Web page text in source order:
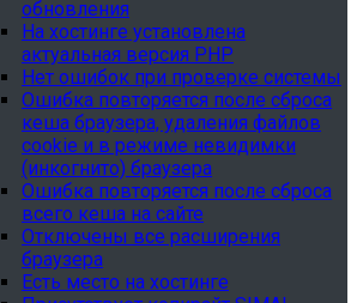
обновления
На хостинге установлена
актуальная версия PHP
Нет ошибок при проверке системы
Ошибка повторяется после сброса
кеша браузера, удаления файлов
cookie и в режиме невидимки
(инкогнито) браузера
Ошибка повторяется после сброса
всего кеша на сайте
Отключены все расширения
браузера
Есть место на хостинге